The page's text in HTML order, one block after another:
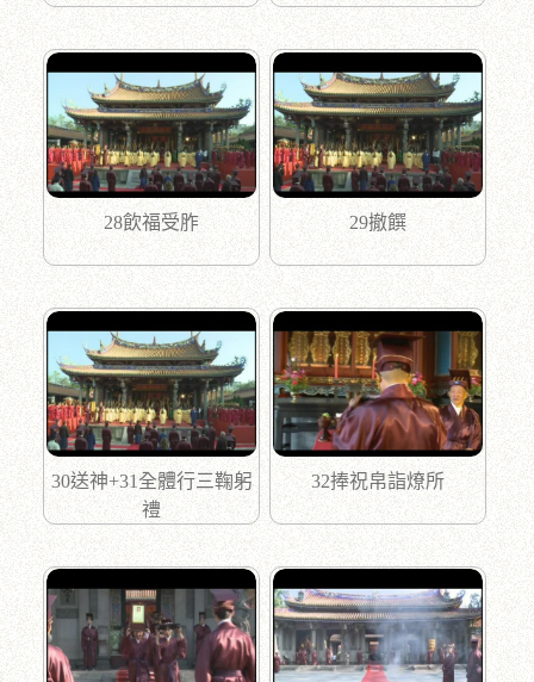
28飲福受胙 29撤饌
30送神+31全體行三鞠躬
禮
32捧祝帛詣燎所